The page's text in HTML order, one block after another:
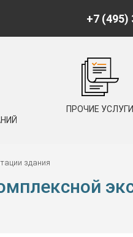
+7 (495)
ПРОЧИЕ УСЛУГИ
здания